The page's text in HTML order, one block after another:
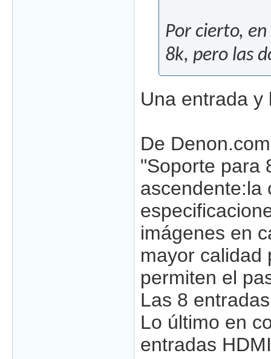
Por cierto,
8k, pero las
Una entrada y
De
"Soporte para
ascendente:la
imágenes en
mayor calidad
permiten el
Las 8
Lo último en
entradas